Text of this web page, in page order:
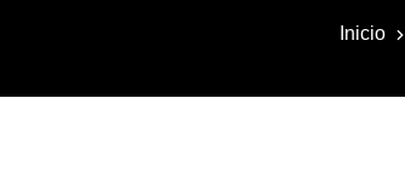
Inicio